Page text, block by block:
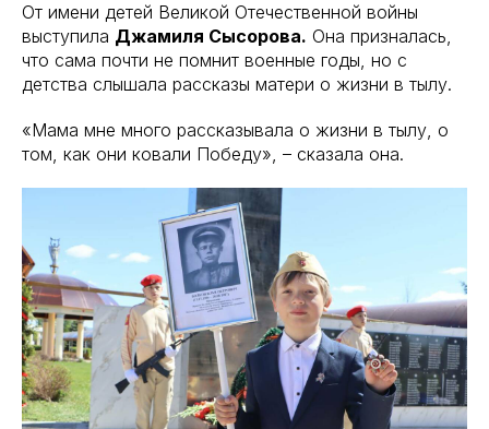
От имени детей Великой Отечественной войны
выступила Джамиля Сысорова. Она призналась,
что сама почти не помнит военные годы, но с
детства слышала рассказы матери о жизни в тылу.
«Мама мне много рассказывала о жизни в тылу, о
том, как они ковали Победу», – сказала она.